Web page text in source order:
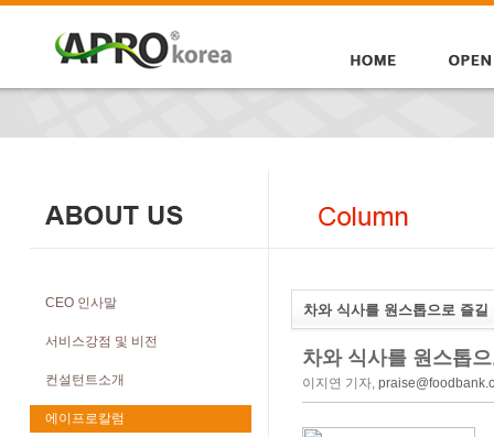
CEO 인사말
서비스강점 및 비전
컨설턴트소개
에이프로칼럼
차와 식사를 원스톱으로 즐
차와 식사를 원스톱
이지연 기자,